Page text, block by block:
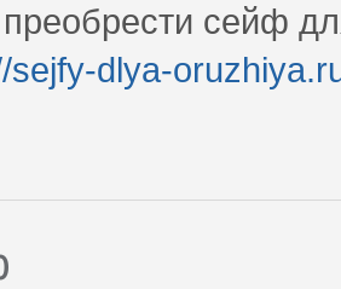
сейф
sejfy-dlya-